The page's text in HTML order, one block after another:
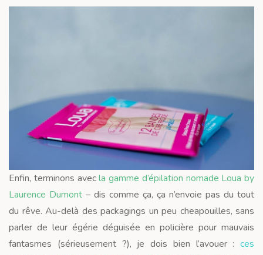
Enfin, terminons avecla gamme d’épilation nomade Loua by
Laurence Dumont – dis comme ça, ça n’envoie pas du tout
du rêve. Au-delà des packagings un peu cheapouilles, sans
parler de leur égérie déguisée en policière pour mauvais
fantasmes (sérieusement ?), je dois bien l’avouer : ces